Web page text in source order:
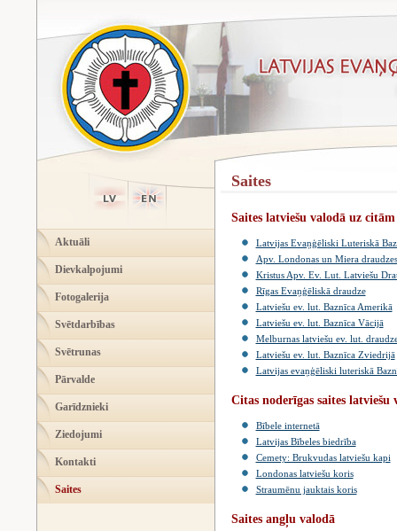
Aktuāli
Dievkalpojumi
Fotogalerija
Svētdarbības
Svētrunas
Pārvalde
Garīdznieki
Ziedojumi
Kontakti
Saites
Saites
Saites latviešu valodā uz
Latvijas Evaņģēliski Luteriskā
Apv. Londonas un Miera
Kristus Apv. Ev. Lut. Latviešu
Rīgas Evaņģēliskā draudze
Latviešu ev. lut. Baznīca Amerikā
Latviešu ev. lut. Baznīca Vācijā
Melburnas latviešu ev. lut.
Latviešu ev. lut. Baznīca Zviedrijā
Latvijas evaņģēliski luteriskā
Citas noderīgas saites latviešu
Bībele internetā
Latvijas Bībeles biedrība
Cemety: Brukvudas latviešu kapi
Londonas latviešu koris
Straumēnu jauktais koris
Saites angļu valodā